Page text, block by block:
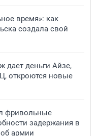
время»: как
создала свой
дает деньги Айзе,
откроются новые
фривольные
задержания в
армии